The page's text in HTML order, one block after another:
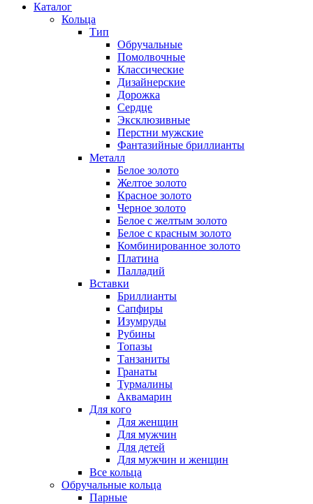
Каталог
Кольца
Тип
Обручальные
Помолвочные
Классические
Дизайнерские
Дорожка
Сердце
Эксклюзивные
Перстни мужские
Фантазийные бриллианты
Металл
Белое золото
Желтое золото
Красное золото
Черное золото
Белое с желтым золото
Белое с красным золото
Комбинированное золото
Платина
Палладий
Вставки
Бриллианты
Сапфиры
Изумруды
Рубины
Топазы
Танзаниты
Гранаты
Турмалины
Аквамарин
Для кого
Для женщин
Для мужчин
Для детей
Для мужчин и женщин
Все кольца
Обручальные кольца
Парные